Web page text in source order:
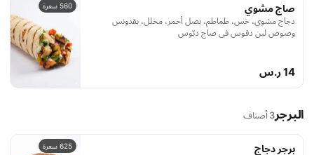
560 سعرة صاج مشوي
دجاج مشوي، خس، طماطم، بصل أحمر، مخلل، بقدونس
وصوص لبن دقوس في صاج دبّوس
14 ر.س
البرجر3 أصناف
625 سعرة برجر دجاج